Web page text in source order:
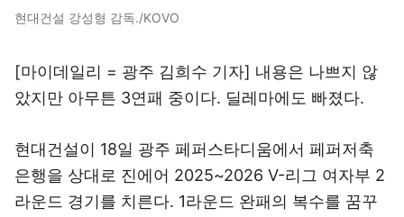
현대건설 강성형 감독./KOVO
[마이데일리 = 광주 김희수 기자] 내용은 나쁘지 않
았지만 아무튼 3연패 중이다. 딜레마에도 빠졌다.
현대건설이 18일 광주 페퍼스타디움에서 페퍼저축
은행을 상대로 진에어 2025~2026 V-리그 여자부 2
라운드 경기를 치른다. 1라운드 완패의 복수를 꿈꾸